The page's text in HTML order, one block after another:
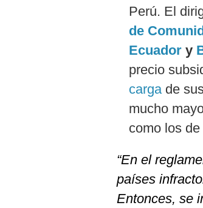
Perú. El
de
Ecuador y
precio
cargade
mucho
como los de
“En el
países
Entonces, se